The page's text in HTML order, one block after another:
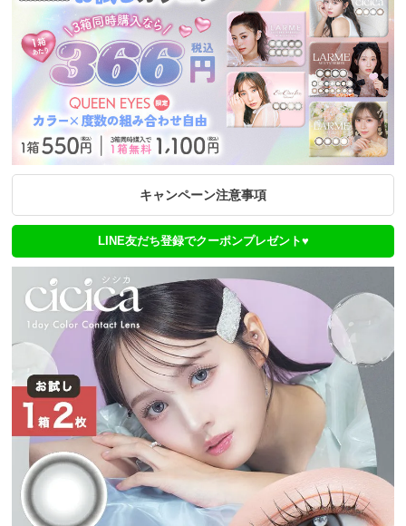
キャンペーン注意事項
LINE友だち登録でクーポンプレゼント♥